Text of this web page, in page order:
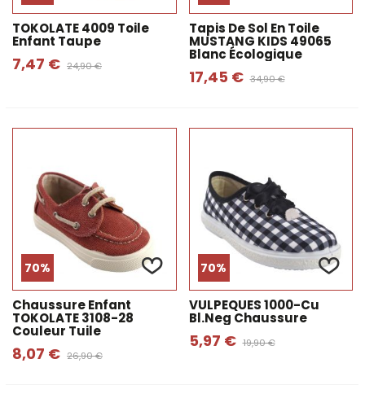
TOKOLATE 4009 Toile
Enfant Taupe
7,47 € 24,90 €
Tapis De Sol En Toile
MUSTANG KIDS 49065
Blanc Écologique
17,45 € 34,90 €
70%
Chaussure Enfant
TOKOLATE 3108-28
Couleur Tuile
8,07 € 26,90 €
70%
VULPEQUES 1000-Cu
Bl.neg Chaussure
5,97 € 19,90 €